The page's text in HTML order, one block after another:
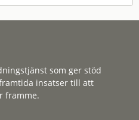
som ger stöd
insatser till att
framme.